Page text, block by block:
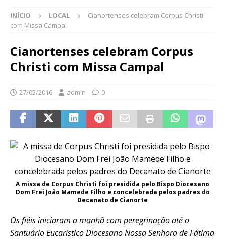
INÍCIO LOCAL
Cianortenses celebram Corpus Christi
com Missa Campal
Cianortenses celebram Corpus
Christi com Missa Campal
27/05/2016 admin 0
A missa de Corpus Christi foi presidida pelo Bispo Diocesano
Dom Frei João Mamede Filho e concelebrada pelos padres do
Decanato de Cianorte
Os fiéis iniciaram a manhã com peregrinação até o
Santuário Eucarístico Diocesano Nossa Senhora de Fátima